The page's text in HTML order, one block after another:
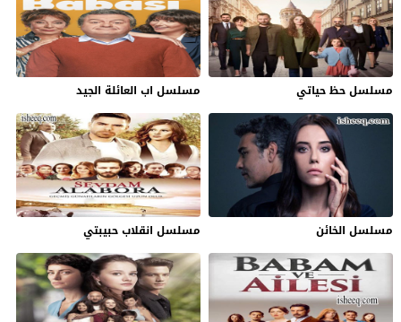
مسلسل حظ حياتي مسلسل اب العائلة الجيد
مسلسل الخائن مسلسل انقلاب حبيبتي